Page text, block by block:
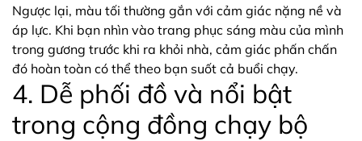
Ngược lại, màu tối thường gắn với cảm giác nặng nề và
áp lực. Khi bạn nhìn vào trang phục sáng màu của mình
trong gương trước khi ra khỏi nhà, cảm giác phấn chấn
đó hoàn toàn có thể theo bạn suốt cả buổi chạy.
4. Dễ phối đồ và nổi bật
trong cộng đồng chạy bộ